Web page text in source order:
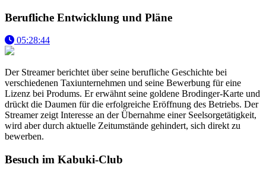
Berufliche Entwicklung und Pläne
05:28:44
Der Streamer berichtet über seine berufliche Geschichte bei
verschiedenen Taxiunternehmen und seine Bewerbung für eine
Lizenz bei Produms. Er erwähnt seine goldene Brodinger-Karte und
drückt die Daumen für die erfolgreiche Eröffnung des Betriebs. Der
Streamer zeigt Interesse an der Übernahme einer Seelsorgetätigkeit,
wird aber durch aktuelle Zeitumstände gehindert, sich direkt zu
bewerben.
Besuch im Kabuki-Club